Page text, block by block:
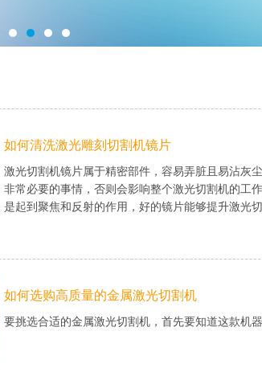
如何清洗激光雕刻切割机镜片
激光切割机镜片属于精密部件，容易弄脏且易沾灰
非常必要的事情，否则会影响整个激光切割机的工
是起到聚焦和反射的作用，好的镜片能够提升激光
如何选购高质量的金属激光切割机
要挑选合适的金属激光切割机，首先要知道这款机